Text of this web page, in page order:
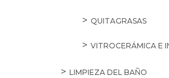
QUITAGRASAS
VITROCERÁMICA E
LIMPIEZA DEL BAÑO